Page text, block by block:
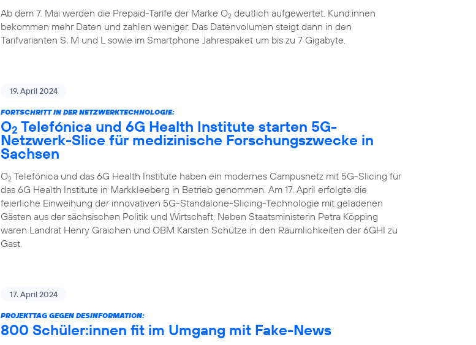
Ab dem 7. Mai werden die Prepaid-Tarife der Marke O2 deutlich aufgewertet. Kund:innen
bekommen mehr Daten und zahlen weniger. Das Datenvolumen steigt dann in den
Tarifvarianten S, M und L sowie im Smartphone Jahrespaket um bis zu 7 Gigabyte.
19. April 2024
FORTSCHRITT IN DER NETZWERKTECHNOLOGIE:
O2 Telefónica und 6G Health Institute starten 5G-
Netzwerk-Slice für medizinische Forschungszwecke in
Sachsen
O2 Telefónica und das 6G Health Institute haben ein modernes Campusnetz mit 5G-Slicing für
das 6G Health Institute in Markkleeberg in Betrieb genommen. Am 17. April erfolgte die
feierliche Einweihung der innovativen 5G-Standalone-Slicing-Technologie mit geladenen
Gästen aus der sächsischen Politik und Wirtschaft. Neben Staatsministerin Petra Köpping
waren Landrat Henry Graichen und OBM Karsten Schütze in den Räumlichkeiten der 6GHI zu
Gast.
17. April 2024
PROJEKTTAG GEGEN DESINFORMATION:
800 Schüler:innen fit im Umgang mit Fake-News